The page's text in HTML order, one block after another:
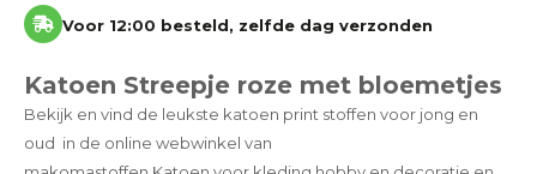
Voor 12:00 besteld, zelfde dag verzonden
Katoen Streepje roze met bloemetjes
Bekijk en vind de leukste katoen print stoffen voor jong en
oud in de online webwinkel van